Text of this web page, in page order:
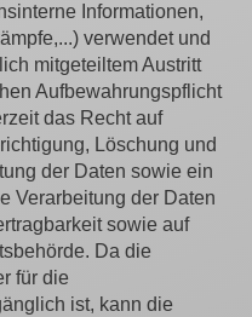
Informationen,
verwendet und
mitgeteiltem Austritt
Aufbewahrungspflicht
das Recht auf
Löschung und
der Daten sowie ein
Verarbeitung der Daten
sowie auf
Da die
für die
ist, kann die